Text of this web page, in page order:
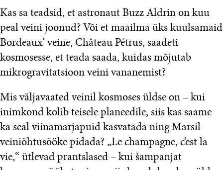
Kas sa teadsid, et astronaut Buzz Aldrin on kuu
peal veini joonud? Või et maailma üks kuulsamaid
Bordeaux’ veine, Château Pétrus, saadeti
kosmosesse, et teada saada, kuidas mõjutab
mikrogravitatsioon veini vananemist?
Mis väljavaated veinil kosmoses üldse on – kui
inimkond kolib teisele planeedile, siis kas saame
ka seal viinamarjapuid kasvatada ning Marsil
veiniõhtusööke pidada? „Le champagne, c’est la
vie,“ ütlevad prantslased – kui šampanjat